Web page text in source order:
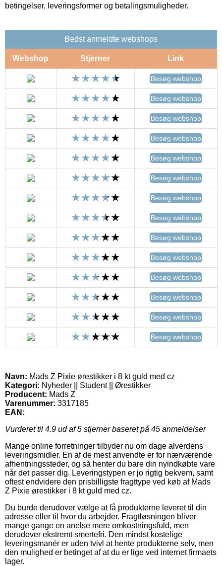
betingelser, leveringsformer og betalingsmuligheder.
Bedst anmeldte webshops
Webshop Stjerner Link
Besøg webshop
Besøg webshop
Besøg webshop
Besøg webshop
Besøg webshop
Besøg webshop
Besøg webshop
Besøg webshop
Besøg webshop
Besøg webshop
Besøg webshop
Besøg webshop
Besøg webshop
Besøg webshop
Navn: Mads Z Pixie ørestikker i 8 kt guld med cz
Kategori: Nyheder || Student || Ørestikker
Producent: Mads Z
Varenummer: 3317185
EAN:
Vurderet til 4.9 ud af 5 stjerner baseret på 45 anmeldelser
Mange online forretninger tilbyder nu om dage alverdens
leveringsmidler. En af de mest anvendte er for nærværende
afhentningssteder, og så henter du bare din nyindkøbte vare
når det passer dig. Leveringstypen er jo rigtig bekvem, samt
oftest endvidere den prisbilligste fragttype ved køb af Mads
Z Pixie ørestikker i 8 kt guld med cz.
Du burde derudover vælge at få produkterne leveret til din
adresse eller til hvor du arbejder. Fragtløsningen bliver
mange gange en anelse mere omkostningsfuld, men
derudover ekstremt smertefri. Den mindst kostelige
leveringsmanér er uden tvivl at hente produkterne selv, men
den mulighed er betinget af at du er lige ved internet firmaets
lager.